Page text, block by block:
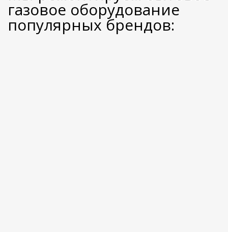
газовое оборудование
популярных брендов: